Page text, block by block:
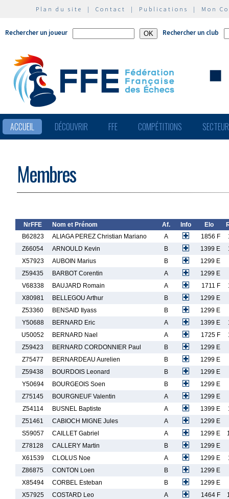
Plan du site | Contact | Publications | Mon
Rechercher un joueur Rechercher un club
ACCUEIL DÉCOUVRIR FFE COMPÉTITIONS
Membres
NrFFE Nom et Prénom Af. Info Elo
B62823
ALIAGA PEREZ Christian Mariano A 1856 F
Z66054
ARNOULD Kevin B 1399 E
X57923
AUBOIN Marius B
1299 E
Z59435
BARBOT Corentin A
1299 E
V68338
BAUJARD Romain A 1711 F
X80981
BELLEGOU Arthur B
1299 E
Z53360
BENSAID Ilyass B
1299 E
Y50688
BERNARD Eric A 1399 E
U50052
BERNARD Nael A 1725 F
Z59423
BERNARD CORDONNIER Paul B
1299 E
Z75477
BERNARDEAU Aurelien B
1299 E
Z59438
BOURDOIS Leonard B
1299 E
Y50694
BOURGEOIS Soen B
1299 E
Z75145
BOURGNEUF Valentin A
1299 E
Z54114
BUSNEL Baptiste A 1399 E
Z51461
CABIOCH MIGNE Jules A
1299 E
S59057
CAILLET Gabriel A 1299 E
Z78128
CALLERY Martin B
1299 E
X61539
CLOLUS Noe A 1299 E
Z86875
CONTON Loen B
1299 E
X85494
CORBEL Esteban B
1299 E
X57925
COSTARD Leo A 1464 F